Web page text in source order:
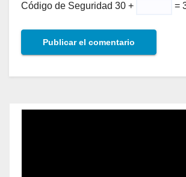
Código de Seguridad 30 + =